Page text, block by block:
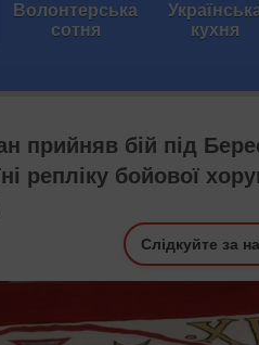
Волонтерська
сотня кухня
прийняв бій під
репліку бойової
Слідкуйте за